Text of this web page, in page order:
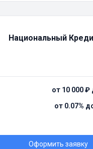
Национальный
от 10 000 ₽
от 0.07%
Оформить заявку